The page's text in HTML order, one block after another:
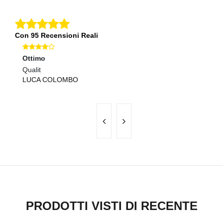
Con 95 Recensioni Reali
Ottimo
Qualit
LUCA COLOMBO
PRODOTTI VISTI DI RECENTE